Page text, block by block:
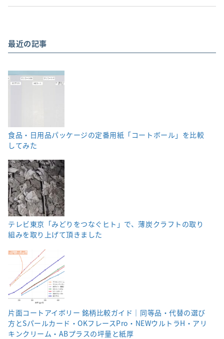
最近の記事
食品・日用品パッケージの定番用紙「コートボール」を比較
してみた
テレビ東京「みどりをつなぐヒト」で、薄炭クラフトの取り
組みを取り上げて頂きました
片面コートアイボリー 銘柄比較ガイド｜同等品・代替の選び
方とSパールカード・OKフレースPro・NEWウルトラH・アリ
キンクリーム・ABプラスの坪量と紙厚